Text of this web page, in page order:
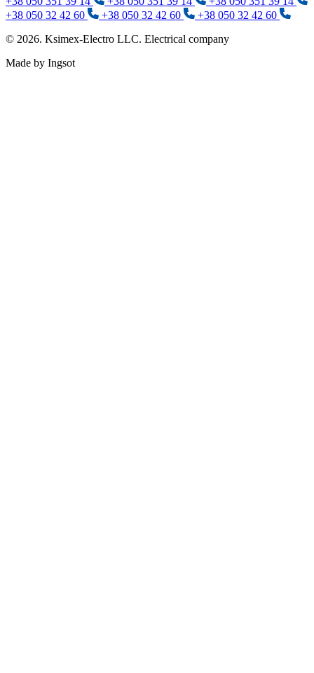
+38 050 32 42 60
+38 050 32 42 60
+38 050 32 42 60
© 2026. Ksimex-Electro LLC. Electrical company
Made by Ingsot